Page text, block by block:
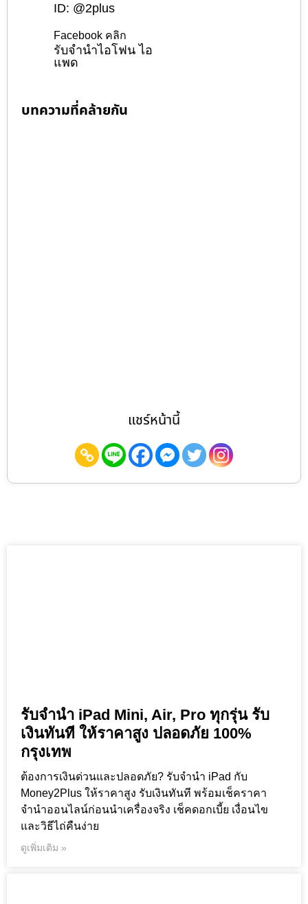
ID: @2plus
Facebook คลิก
รับจำนำไอโฟน ไอ
แพด
บทความที่คล้ายกัน
แชร์หน้านี้
รับจำนำ iPad Mini, Air, Pro ทุกรุ่น รับ
เงินทันที ให้ราคาสูง ปลอดภัย 100%
กรุงเทพ
ต้องการเงินด่วนและปลอดภัย? รับจำนำ iPad กับ
Money2Plus ให้ราคาสูง รับเงินทันที พร้อมเช็คราคา
จำนำออนไลน์ก่อนนำเครื่องจริง เช็คดอกเบี้ย เงื่อนไข
และวิธีไถ่คืนง่าย
ดูเพิ่มเติม »